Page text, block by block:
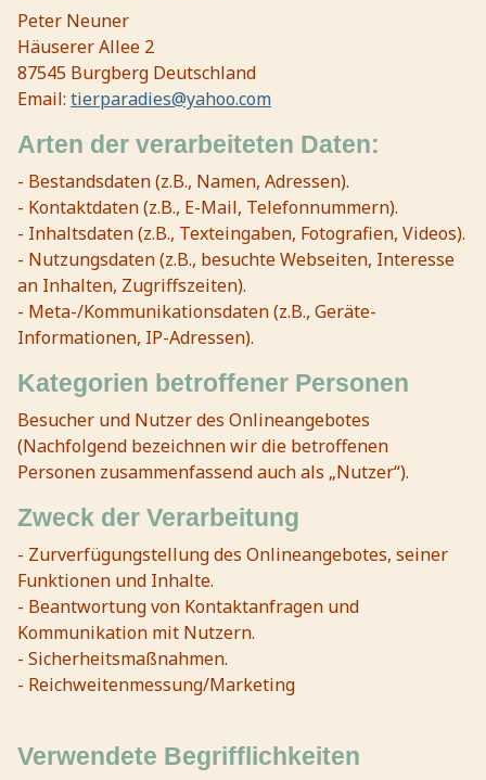
Peter Neuner
Häuserer Allee 2
87545 Burgberg Deutschland
Email: tierparadies@yahoo.com
Arten der verarbeiteten Daten:
- Bestandsdaten (z.B., Namen, Adressen).
- Kontaktdaten (z.B., E-Mail, Telefonnummern).
- Inhaltsdaten (z.B., Texteingaben, Fotografien, Videos).
- Nutzungsdaten (z.B., besuchte Webseiten, Interesse
an Inhalten, Zugriffszeiten).
- Meta-/Kommunikationsdaten (z.B., Geräte-
Informationen, IP-Adressen).
Kategorien betroffener Personen
Besucher und Nutzer des Onlineangebotes
(Nachfolgend bezeichnen wir die betroffenen
Personen zusammenfassend auch als „Nutzer“).
Zweck der Verarbeitung
- Zurverfügungstellung des Onlineangebotes, seiner
Funktionen und Inhalte.
- Beantwortung von Kontaktanfragen und
Kommunikation mit Nutzern.
- Sicherheitsmaßnahmen.
- Reichweitenmessung/Marketing
Verwendete Begrifflichkeiten